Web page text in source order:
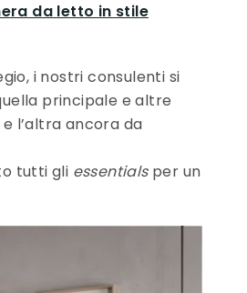
da letto in stile
i nostri consulenti si
principale e altre
l’altra ancora da
tutti gli essentialsper un